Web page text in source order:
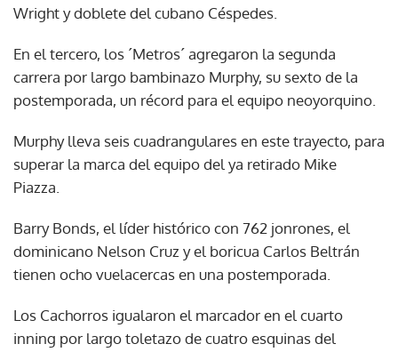
Wright y doblete del cubano Céspedes.
En el tercero, los ´Metros´ agregaron la segunda
carrera por largo bambinazo Murphy, su sexto de la
postemporada, un récord para el equipo neoyorquino.
Murphy lleva seis cuadrangulares en este trayecto, para
superar la marca del equipo del ya retirado Mike
Piazza.
Barry Bonds, el líder histórico con 762 jonrones, el
dominicano Nelson Cruz y el boricua Carlos Beltrán
tienen ocho vuelacercas en una postemporada.
Los Cachorros igualaron el marcador en el cuarto
inning por largo toletazo de cuatro esquinas del